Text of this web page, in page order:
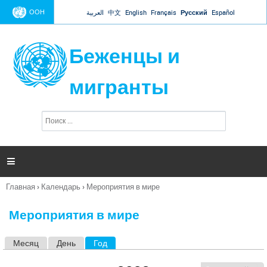
Jump to navigation
ООН العربية 中文 English Français Русский Español
Беженцы и
мигранты
п
и

Вы
Главная › Календарь › Мероприятия в мире
Мероприятия в мире
Месяц День Год